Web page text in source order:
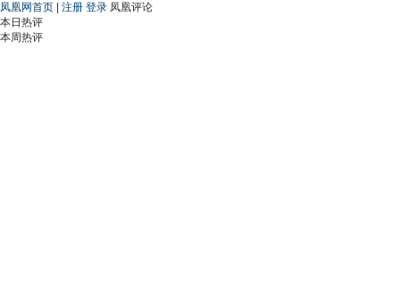
凤凰网首页 注册 登录 凤凰评论
本日热评
本周热评